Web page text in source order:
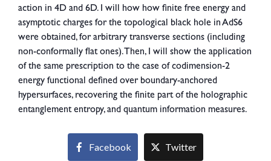
action in 4D and 6D. I will how how finite free energy and
asymptotic charges for the topological black hole in AdS6
were obtained, for arbitrary transverse sections (including
non-conformally flat ones). Then, I will show the application
of the same prescription to the case of codimension-2
energy functional defined over boundary-anchored
hypersurfaces, recovering the finite part of the holographic
entanglement entropy, and quantum information measures.
Facebook Twitter